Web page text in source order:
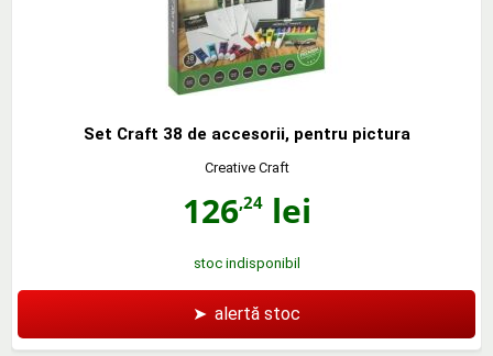
Set Craft 38 de accesorii, pentru pictura
Creative Craft
126,24lei
stoc indisponibil
➤ alertă stoc